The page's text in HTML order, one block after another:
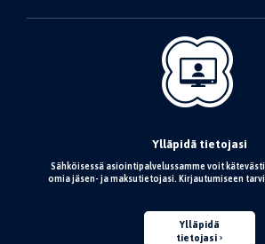
Ylläpidä tietojasi
Sähköisessä asiointipalvelussamme voit
omia jäsen- ja maksutietojasi. Kirjautumiseen
Ylläpidä
tietojasi